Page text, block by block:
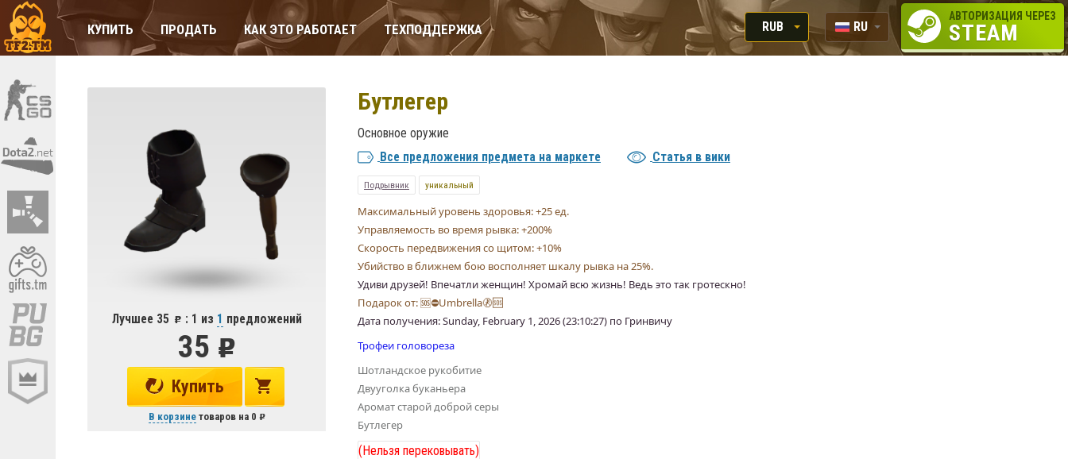
КУПИТЬ ПРОДАТЬ КАК ЭТО РАБОТАЕТ ТЕХПОДДЕРЖКА
RUB
RUB
RU
EN
АВТОРИЗАЦИЯ ЧЕРЕЗ
STEAM
Лучшее 35 : 1 из 1 предложений
35
Купить
В корзинетоваров на 0
Бутлегер
Основное оружие
Все предложения предмета на маркете
Статья в вики
Подрывник уникальный
Максимальный уровень здоровья: +25 ед.
Управляемость во время рывка: +200%
Скорость передвижения со щитом: +10%
Убийство в ближнем бою восполняет шкалу рывка на 25%.
Удиви друзей! Впечатли женщин! Хромай всю жизнь! Ведь это так гротескно!
Подарок от: 🆘⛔Umbrella🚷🆘
Дата получения: Sunday, February 1, 2026 (23:10:27) по Гринвичу
Трофеи головореза
Шотландское рукобитие
Двууголка буканьера
Аромат старой доброй серы
Бутлегер
(Нельзя перековывать)